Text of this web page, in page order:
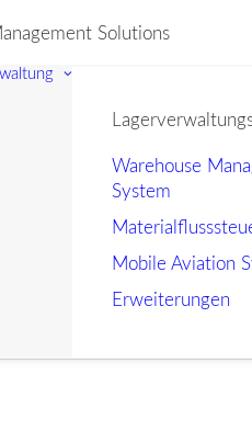
Solutions
Warehouse
System
Mobile Aviation
Erweiterungen